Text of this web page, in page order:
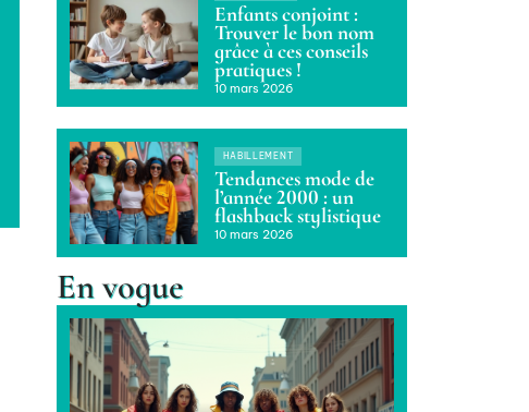
Enfants conjoint :
Trouver le bon nom
grâce à ces conseils
pratiques !
10 mars 2026
HABILLEMENT
Tendances mode de
l’année 2000 : un
flashback stylistique
10 mars 2026
En vogue